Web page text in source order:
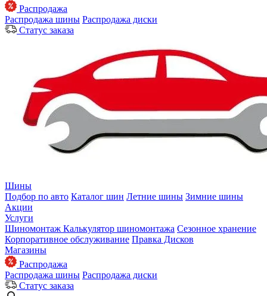
Распродажа
Распродажа шины Распродажа диски
Статус заказа
Шины
Подбор по авто Каталог шин Летние шины Зимние шины
Акции
Услуги
Шиномонтаж Калькулятор шиномонтажа Сезонное хранение
Корпоративное обслуживание Правка Дисков
Магазины
Распродажа
Распродажа шины Распродажа диски
Статус заказа